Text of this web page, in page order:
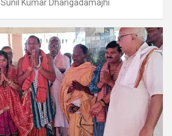
Sunil Kumar Dhangadamajhi